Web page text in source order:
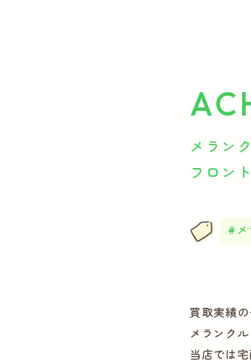
メラン
フロン
買取実績
メランク
当店では